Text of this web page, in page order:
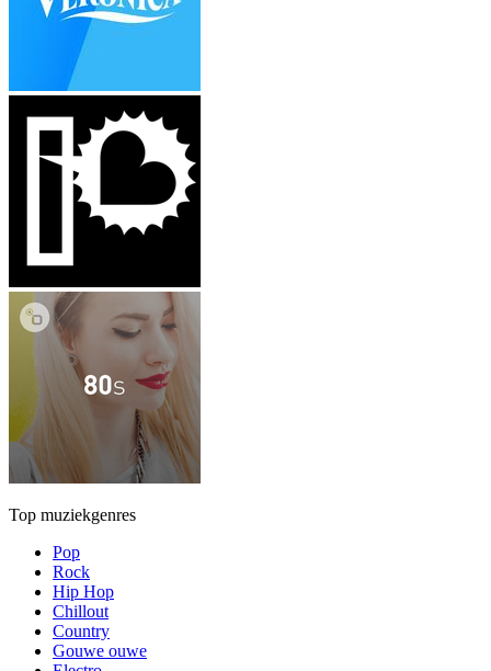
Top muziekgenres
Pop
Rock
Hip Hop
Chillout
Country
Gouwe ouwe